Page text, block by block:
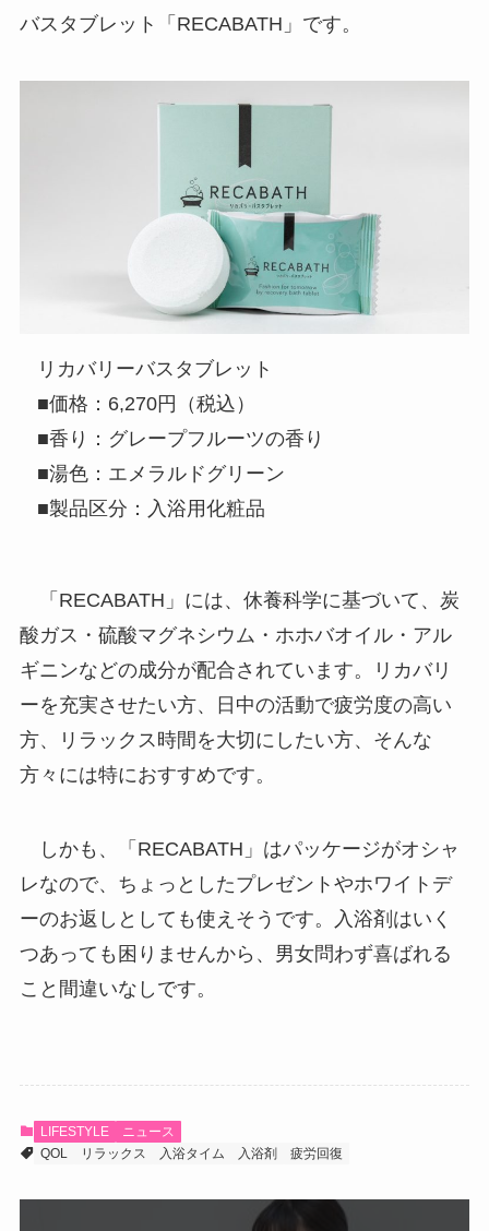
バスタブレット「RECABATH」です。
リカバリーバスタブレット
■価格：6,270円（税込）
■香り：グレープフルーツの香り
■湯色：エメラルドグリーン
■製品区分：入浴用化粧品
「RECABATH」には、休養科学に基づいて、炭
酸ガス・硫酸マグネシウム・ホホバオイル・アル
ギニンなどの成分が配合されています。リカバリ
ーを充実させたい方、日中の活動で疲労度の高い
方、リラックス時間を大切にしたい方、そんな
方々には特におすすめです。
しかも、「RECABATH」はパッケージがオシャ
レなので、ちょっとしたプレゼントやホワイトデ
ーのお返しとしても使えそうです。入浴剤はいく
つあっても困りませんから、男女問わず喜ばれる
こと間違いなしです。
LIFESTYLE
ニュース
QOL
リラックス 入浴タイム 入浴剤 疲労回復